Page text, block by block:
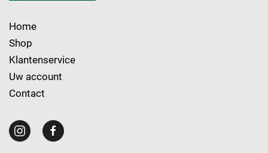
Home
Shop
Klantenservice
Uw account
Contact